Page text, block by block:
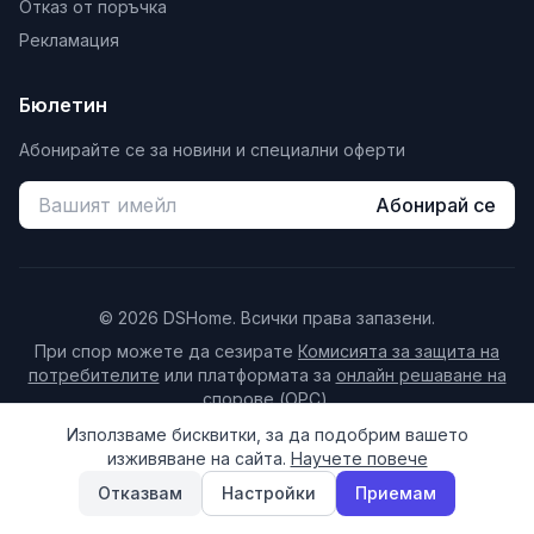
Използваме бисквитки, за да подобрим вашето
изживяване на сайта. Научете повече
Отказвам
Настройки Приемам
Отказ от поръчка
Рекламация
Бюлетин
Абонирайте се за новини и специални оферти
Абонирай се
© 2026 DSHome. Всички права запазени.
При спор можете да сезирате Комисията за защита на
потребителите или платформата за онлайн решаване на
спорове (ОРС).
Право на отказ от договор (14 дни)
Настройки за бисквитки